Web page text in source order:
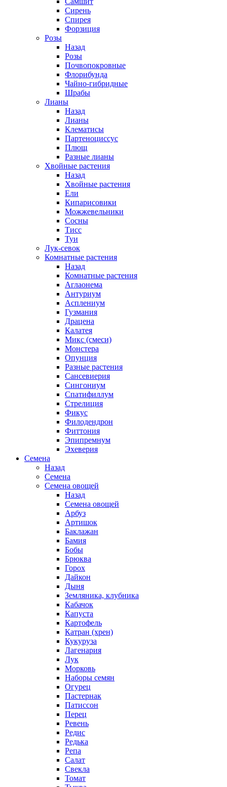
Сирень
Спирея
Форзиция
Розы
Назад
Розы
Почвопокровные
Флорибунда
Чайно-гибридные
Шрабы
Лианы
Назад
Лианы
Клематисы
Партеноциссус
Плющ
Разные лианы
Хвойные растения
Назад
Хвойные растения
Ели
Кипарисовики
Можжевельники
Сосны
Тисс
Туи
Лук-севок
Комнатные растения
Назад
Комнатные растения
Аглаонема
Антуриум
Асплениум
Гузмания
Драцена
Калатея
Микс (смеси)
Монстера
Опунция
Разные растения
Сансевиерия
Сингониум
Спатифиллум
Стрелиция
Фикус
Филодендрон
Фиттония
Эпипремнум
Эхеверия
Семена
Назад
Семена
Семена овощей
Назад
Семена овощей
Арбуз
Артишок
Баклажан
Бамия
Бобы
Брюква
Горох
Дайкон
Дыня
Земляника, клубника
Кабачок
Капуста
Картофель
Катран (хрен)
Кукуруза
Лагенария
Лук
Морковь
Наборы семян
Огурец
Пастернак
Патиссон
Перец
Ревень
Редис
Редька
Репа
Салат
Свекла
Томат